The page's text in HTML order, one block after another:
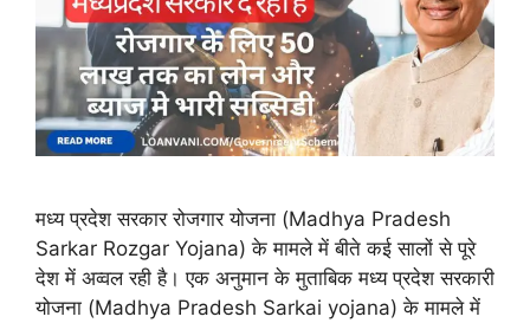
मध्य प्रदेश सरकार रोजगार योजना (Madhya Pradesh
Sarkar Rozgar Yojana) के मामले में बीते कई सालों से पूरे
देश में अव्वल रही है। एक अनुमान के मुताबिक मध्य प्रदेश सरकारी
योजना (Madhya Pradesh Sarkai yojana) के मामले में